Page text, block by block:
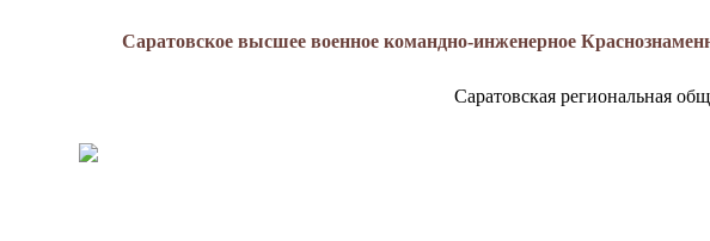
Саратовское высшее военное командно-инженерное
Саратовская региональная